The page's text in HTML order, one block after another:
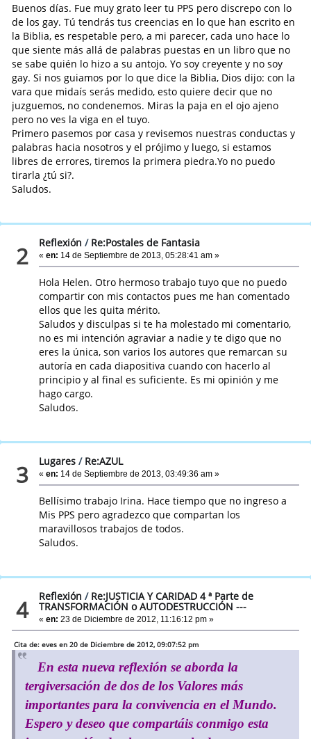
Buenos días. Fue muy grato leer tu PPS pero discrepo con lo
de los gay. Tú tendrás tus creencias en lo que han escrito en
la Biblia, es respetable pero, a mi parecer, cada uno hace lo
que siente más allá de palabras puestas en un libro que no
se sabe quién lo hizo a su antojo. Yo soy creyente y no soy
gay. Si nos guiamos por lo que dice la Biblia, Dios dijo: con la
vara que midaís serás medido, esto quiere decir que no
juzguemos, no condenemos. Miras la paja en el ojo ajeno
pero no ves la viga en el tuyo.
Primero pasemos por casa y revisemos nuestras conductas y
palabras hacia nosotros y el prójimo y luego, si estamos
libres de errores, tiremos la primera piedra.Yo no puedo
tirarla ¿tú si?.
Saludos.
2 Reflexión / Re:Postales de Fantasia
«en: 14 de Septiembre de 2013, 05:28:41 am »
Hola Helen. Otro hermoso trabajo tuyo que no puedo
compartir con mis contactos pues me han comentado
ellos que les quita mérito.
Saludos y disculpas si te ha molestado mi comentario,
no es mi intención agraviar a nadie y te digo que no
eres la única, son varios los autores que remarcan su
autoría en cada diapositiva cuando con hacerlo al
principio y al final es suficiente. Es mi opinión y me
hago cargo.
Saludos.
3 Lugares / Re:AZUL
«en: 14 de Septiembre de 2013, 03:49:36 am »
Bellísimo trabajo Irina. Hace tiempo que no ingreso a
Mis PPS pero agradezco que compartan los
maravillosos trabajos de todos.
Saludos.
4 Reflexión / Re:JUSTICIA Y CARIDAD 4 ª Parte de
TRANSFORMACIÓN o AUTODESTRUCCIÓN ---
«en: 23 de Diciembre de 2012, 11:16:12 pm »
Cita de: eves en 20 de Diciembre de 2012, 09:07:52 pm
En esta nueva reflexión se aborda la
tergiversación de dos de los Valores más
importantes para la convivencia en el Mundo.
Espero y deseo que compartáis conmigo esta